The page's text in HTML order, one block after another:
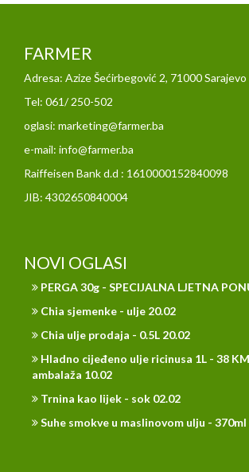
FARMER
Adresa: Azize Šećirbegović 2, 71000 Sarajevo
Tel: 061/ 250-502
oglasi: marketing@farmer.ba
e-mail: info@farmer.ba
Raiffeisen Bank d.d : 1610000152840098
JIB: 4302650840004
NOVI OGLASI
PERGA 30g - SPECIJALNA LJETNA
Chia sjemenke - ulje 20.02
Chia ulje prodaja - 0.5L 20.02
Hladno cijeđeno ulje ricinusa 1L - 38
ambalaža 10.02
Trnina kao lijek - sok 02.02
Suhe smokve u maslinovom ulju - 370ml